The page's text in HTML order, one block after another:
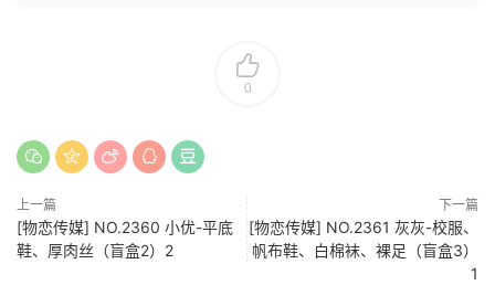
0
上一篇
[物恋传媒] NO.2360 小优-平底
鞋、厚肉丝（盲盒2）2
下一篇
[物恋传媒] NO.2361 灰灰-校服、
帆布鞋、白棉袜、裸足（盲盒3）
1